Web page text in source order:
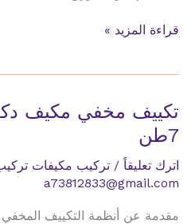
تكييف
تركيب
مكيفات
7
حصان
قراءة المزيد »
تكييف مخفي مكيف
7طن
اترك تعليقاً / تركيب مكيفات
a73812833@gmail.com
مقدمة عن أنظمة التكييف المخفي